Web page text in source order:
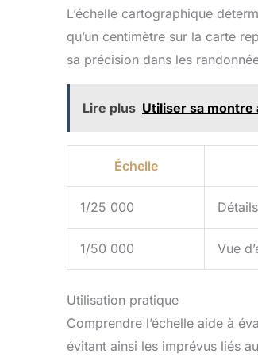
L’échelle cartographique
qu’un centimètre sur la carte
sa précision dans les
Lire plus Utiliser sa
Échelle
1/25 000
1/50 000 Vue
Utilisation pratique
Comprendre l’échelle aide à
évitant ainsi les imprévus liés